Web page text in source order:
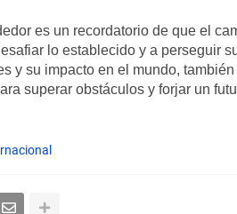
es un recordatorio de que el
lo establecido y a perseguir
y su impacto en el mundo,
superar obstáculos y forjar un